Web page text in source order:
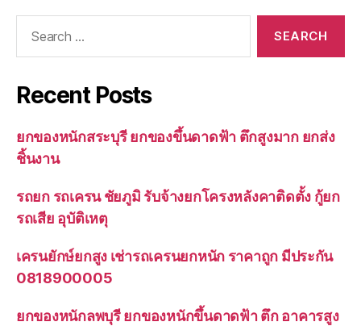
Recent Posts
ยกของหนักสระบุรี ยกของขึ้นดาดฟ้า ตึกสูงมาก ยกส่ง
ชิ้นงาน
รถยก รถเครน ชัยภูมิ รับจ้างยกโครงหลังคาติดตั้ง กู้ยก
รถเสีย อุบัติเหตุ
เครนยักษ์ยกสูง เช่ารถเครนยกหนัก ราคาถูก มีประกัน
0818900005
ยกของหนักลพบุรี ยกของหนักขึ้นดาดฟ้า ตึก อาคารสูง